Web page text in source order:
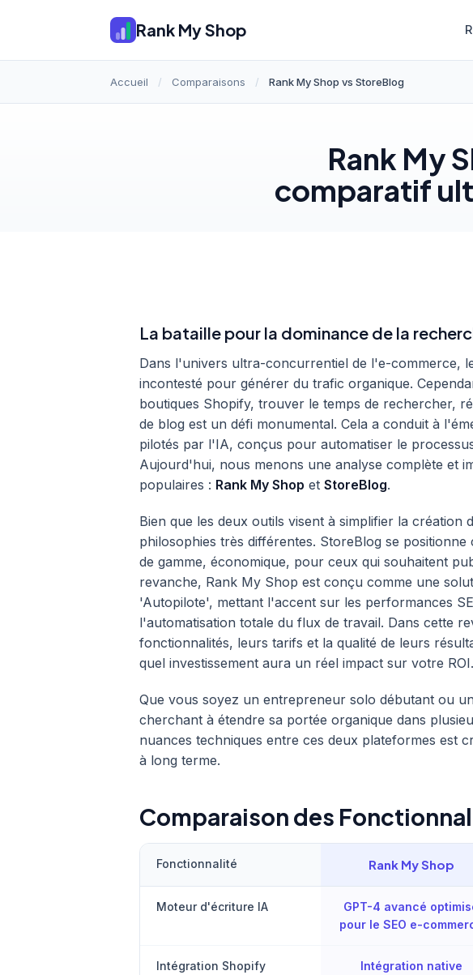
Rank My Shop
Accueil / Comparaisons / Rank My Shop vs StoreBlog
Rank My
comparatif
La bataille pour la dominance de la
Dans l'univers ultra-concurrentiel de l'e-commerce,
incontesté pour générer du trafic organique.
boutiques Shopify, trouver le temps de rechercher,
de blog est un défi monumental. Cela a conduit à
pilotés par l'IA, conçus pour automatiser le
Aujourd'hui, nous menons une analyse complète et
populaires : Rank My Shop et StoreBlog.
Bien que les deux outils visent à simplifier la création
philosophies très différentes. StoreBlog se
de gamme, économique, pour ceux qui souhaitent
revanche, Rank My Shop est conçu comme une
'Autopilote', mettant l'accent sur les performances
l'automatisation totale du flux de travail. Dans cette
fonctionnalités, leurs tarifs et la qualité de leurs
quel investissement aura un réel impact sur votre ROI.
Que vous soyez un entrepreneur solo débutant ou
cherchant à étendre sa portée organique dans
nuances techniques entre ces deux plateformes est
à long terme.
Comparaison des
Fonctionnalité Rank My Shop
Moteur d'écriture IA
GPT-4 avancé
pour le SEO e-
Intégration Shopify
Intégration native